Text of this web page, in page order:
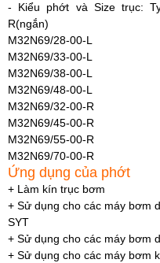
- Kiểu phớt và Size trục:
R(ngắn)
M32N69/28-00-L
M32N69/33-00-L
M32N69/38-00-L
M32N69/48-00-L
M32N69/32-00-R
M32N69/45-00-R
M32N69/55-00-R
M32N69/70-00-R
Ứng dụng của phớt
+ Làm kín trục bơm
+ Sử dụng cho các máy bơm
SYT
+ Sử dụng cho các máy bơm
+ Sử dụng cho các máy bơm